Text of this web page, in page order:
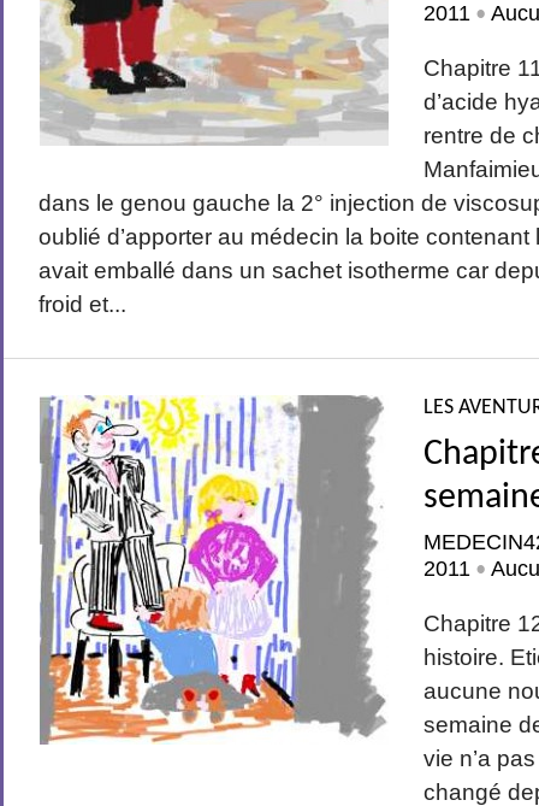
2011 •
Chapitre
d’acide
rentre de
dans le genou gauche la 2° injection de
oublié d’apporter au médecin la boite contenant
avait emballé dans un sachet isotherme car
froid et...
LES
2011 •
Chapitre
histoire.
aucune
semaine
vie n’a
changé